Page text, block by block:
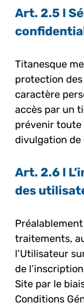
Art. 2.5 l
Titanesque
protection
caractère
accès par un
prévenir
divulgation de
Art. 2.6 l
des
traitements,
l’Utilisateur
de
Site par le
Conditions